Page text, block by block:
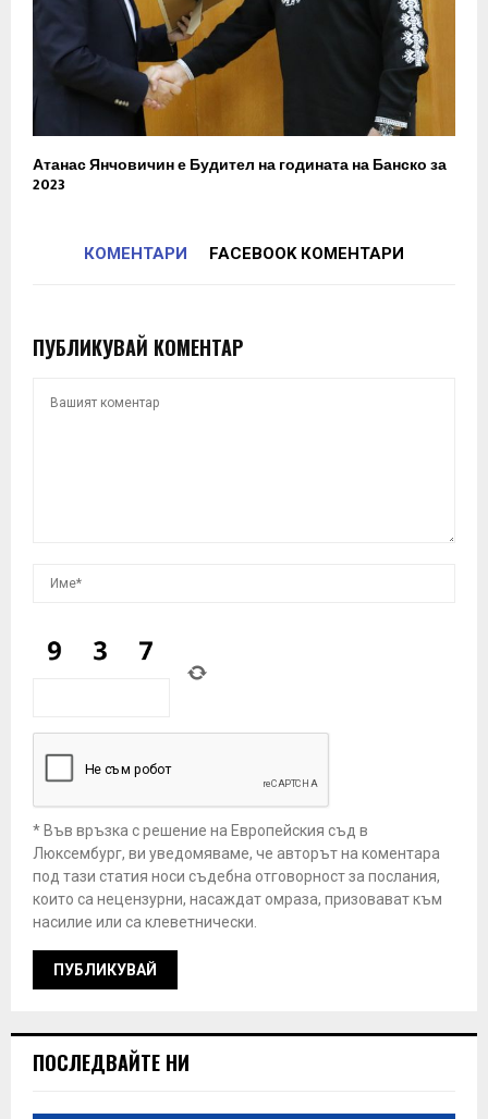
Атанас Янчовичин е Будител на годината на Банско за
2023
КОМЕНТАРИ FACEBOOK КОМЕНТАРИ
ПУБЛИКУВАЙ КОМЕНТАР
* Във връзка с решение на Европейския съд в
Люксембург, ви уведомяваме, че авторът на коментара
под тази статия носи съдебна отговорност за послания,
които са нецензурни, насаждат омраза, призовават към
насилие или са клеветнически.
ПОСЛЕДВАЙТЕ НИ